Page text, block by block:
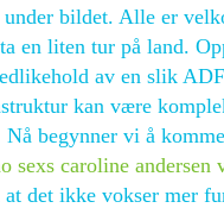
bildet. Alle er
en liten tur på land.
av en slik
kan være
begynner vi å
sexs caroline andersen
at det ikke vokser mer